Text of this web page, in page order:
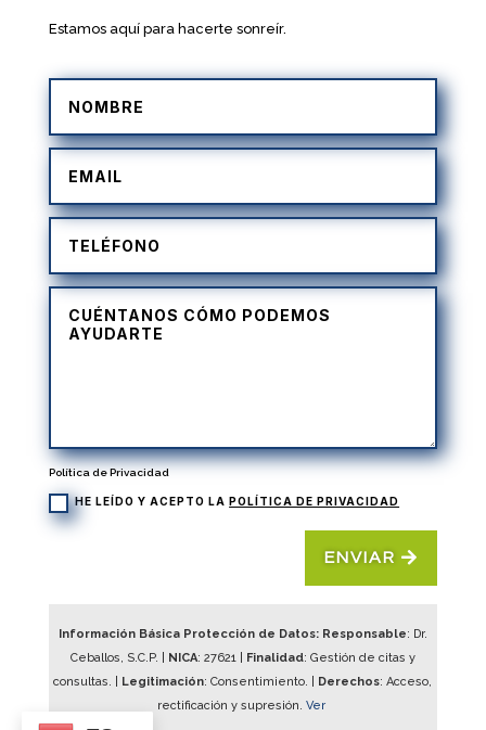
Estamos aquí para hacerte sonreír.
Política de Privacidad
HE LEÍDO Y ACEPTO LA POLÍTICA DE PRIVACIDAD
ENVIAR
Información Básica Protección de Datos: Responsable: Dr.
Ceballos, S.C.P. |
NICA: 27621| Finalidad: Gestión de citas y
consultas. |
Legitimación: Consentimiento. | Derechos: Acceso,
rectificación y supresión. Ver